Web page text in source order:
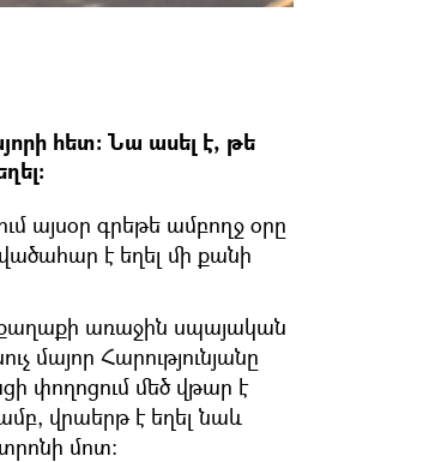
հետ։ Նա ասել է, թե
այսօր գրեթե ամբողջ օրը
է եղել մի քանի
առաջին սպայական
մայոր Հարությունյանը
փողոցում մեծ վթար է
վրաերթ է եղել նաև
մոտ: